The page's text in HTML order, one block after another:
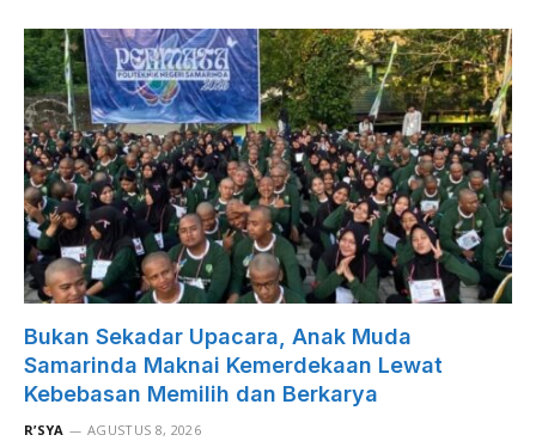
Bukan Sekadar Upacara, Anak Muda
Samarinda Maknai Kemerdekaan Lewat
Kebebasan Memilih dan Berkarya
R’SYA AGUSTUS 8, 2026